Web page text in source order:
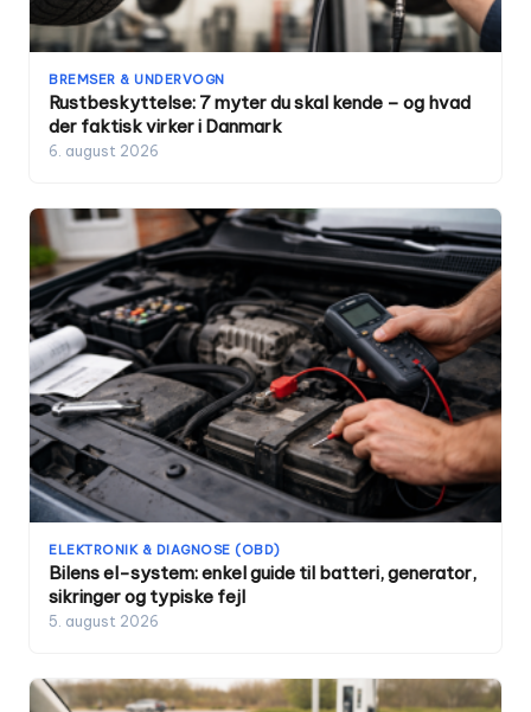
BREMSER & UNDERVOGN
Rustbeskyttelse: 7 myter du skal kende – og hvad
der faktisk virker i Danmark
6. august 2026
ELEKTRONIK & DIAGNOSE (OBD)
Bilens el-system: enkel guide til batteri, generator,
sikringer og typiske fejl
5. august 2026